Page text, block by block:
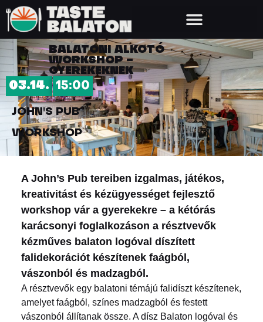
BALATONI ALKOTÓ
WORKSHOP –
GYEREKEKNEK
03.14. 15:00
JOHN'S PUB
WORKSHOP
A John’s Pub tereiben izgalmas, játékos,
kreativitást és kézügyességet fejlesztő
workshop vár a gyerekekre – a kétórás
karácsonyi foglalkozáson a résztvevők
kézműves balaton logóval díszített
falidekorációt készítenek faágból,
vászonból és madzagból.
A résztvevők egy balatoni témájú falidíszt készítenek,
amelyet faágból, színes madzagból és festett
vászonból állítanak össze. A dísz Balaton logóval és